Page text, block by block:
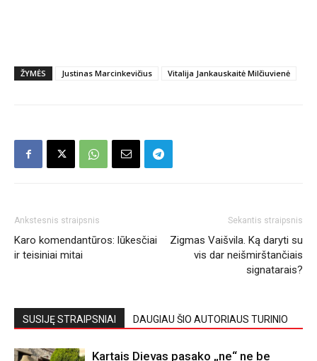
ŽYMĖS Justinas Marcinkevičius Vitalija Jankauskaitė Milčiuvienė
Ankstesnis straipsnis
Karo komendantūros: lūkesčiai
ir teisiniai mitai
Sekantis straipsnis
Zigmas Vaišvila. Ką daryti su
vis dar neišmirštančiais
signatarais?
SUSIJĘ STRAIPSNIAI DAUGIAU ŠIO AUTORIAUS TURINIO
Kartais Dievas pasako „ne“ ne be